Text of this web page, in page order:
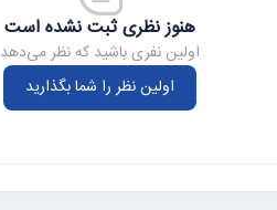
هنوز نظری ثبت نشده است
اولین نفری باشید که نظر می‌دهد
اولین نظر را شما بگذارید